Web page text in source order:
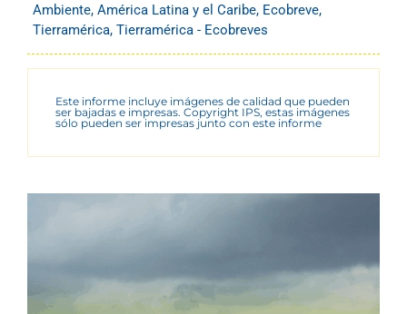
Ambiente, América Latina y el Caribe, Ecobreve,
Tierramérica, Tierramérica - Ecobreves
Este informe incluye imágenes de calidad que pueden
ser bajadas e impresas. Copyright IPS, estas imágenes
sólo pueden ser impresas junto con este informe